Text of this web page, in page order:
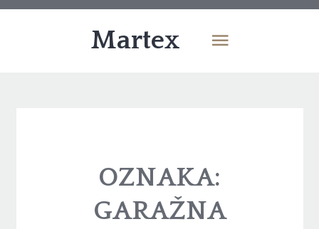
Martex
OZNAKA:
GARAŽNA